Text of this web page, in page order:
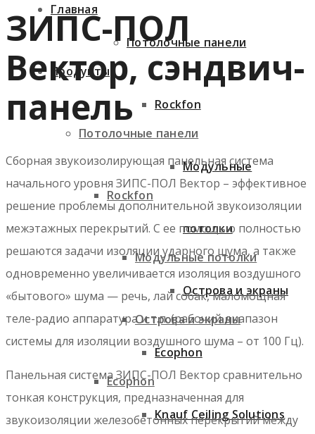
Главная
Продукты
Потолочные панели
Rockfon
Модульные потолки
Острова и экраны
Ecophon
Потолочные панели
Rockfon
Модульные
потолки
Острова и экраны
Ecophon
Knauf Ceiling Solutions
ЗИПС-ПОЛ
Вектор, сэндвич-
панель
Сборная звукоизолирующая панельная система
начального уровня ЗИПС-ПОЛ Вектор – эффективное
решение проблемы дополнительной звукоизоляции
межэтажных перекрытий. С ее помощью полностью
решаются задачи изоляции ударного шума, а также
одновременно увеличивается изоляция воздушного
«бытового» шума — речь, лай собак, маломощная
теле-радио аппаратура и т.п. (рабочий диапазон
системы для изоляции воздушного шума – от 100 Гц).
Панельная система ЗИПС-ПОЛ Вектор сравнительно
тонкая конструкция, предназначенная для
звукоизоляции железобетонных перекрытий между